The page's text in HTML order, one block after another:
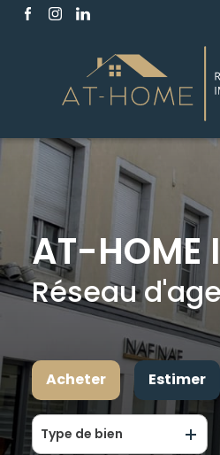
AT-HOME
Réseau
Acheter
De l'ancien
Estimer
Type de bien